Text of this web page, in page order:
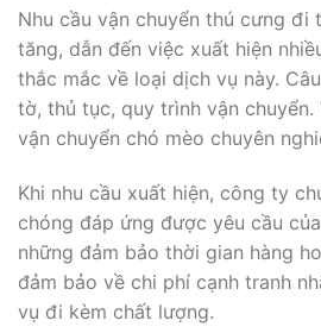
Nhu cầu vận chuyển thú cưng đi
tăng, dẫn đến việc xuất hiện
thắc mắc về loại dịch vụ này.
tờ, thủ tục, quy trình vận chuyển.
vận chuyển chó mèo chuyên
Khi nhu cầu xuất hiện, công ty
chóng đáp ứng được yêu cầu
những đảm bảo thời gian hàng
đảm bảo về chi phí cạnh tranh
vụ đi kèm chất lượng.